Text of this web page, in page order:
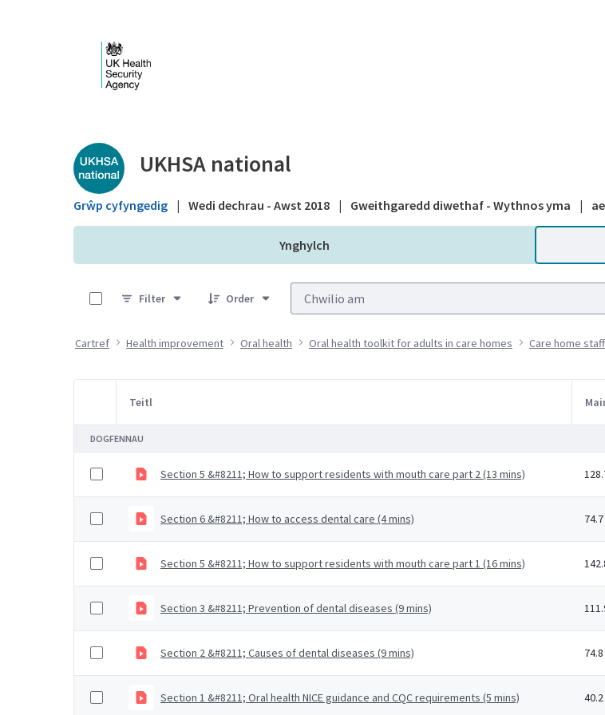
Public library - UKHSA national
UKHSA national
Grŵp cyfyngedig | Wedi dechrau - Awst 2018 | Gweithgaredd diwethaf - Wythnos yma |
Ynghylch
Filter
Order
Cartref Health improvement Oral health Oral health toolkit for adults in care homes Care home
Item Selection
Teitl
DOGFENNAU
Section 5 &#8211; How to support residents with mouth care part 2 (13 mins)
Section 6 &#8211; How to access dental care (4 mins)
Section 5 &#8211; How to support residents with mouth care part 1 (16 mins)
Section 3 &#8211; Prevention of dental diseases (9 mins)
Section 2 &#8211; Causes of dental diseases (9 mins)
Section 1 &#8211; Oral health NICE guidance and CQC requirements (5 mins)